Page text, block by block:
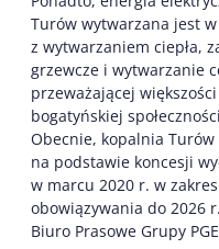
Turów wytwarzana jest
z wytwarzaniem ciepła,
grzewcze i wytwarzanie
przeważającej
bogatyńskiej
Obecnie, kopalnia
na podstawie koncesji
w marcu 2020 r. w
obowiązywania do 2026 r.
Biuro Prasowe Grupy PGE